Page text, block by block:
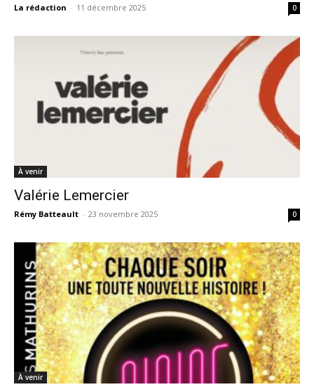
La rédaction - 11 décembre 2025 0
À venir
Valérie Lemercier
Rémy Batteault - 23 novembre 2025 0
À venir